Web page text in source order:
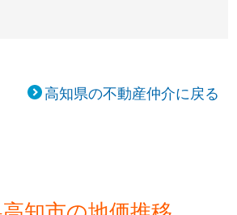
高知県の不動産仲介に戻る